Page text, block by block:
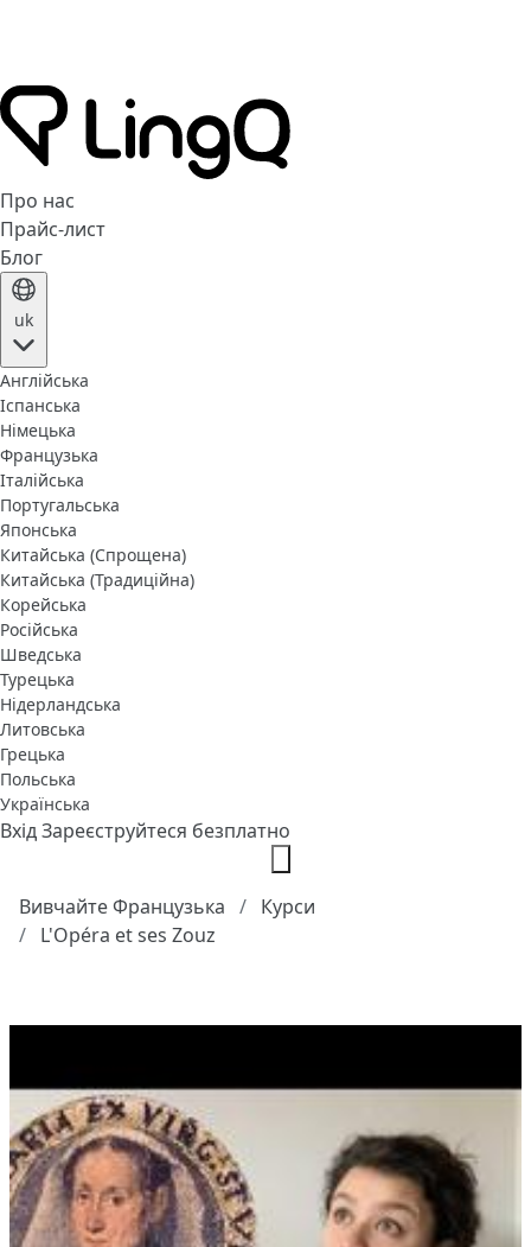
Про нас
Прайс-лист
Блог
uk
Англійська
Іспанська
Німецька
Французька
Італійська
Португальська
Японська
Китайська (Спрощена)
Китайська (Традиційна)
Корейська
Російська
Шведська
Турецька
Нідерландська
Литовська
Грецька
Польська
Українська
ВхідЗареєструйтеся безплатно
Вивчайте Французька
Курси
L'Opéra et ses Zouz